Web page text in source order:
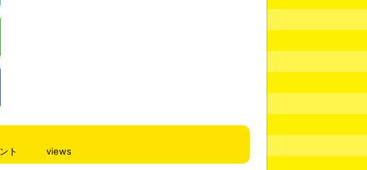
ト views